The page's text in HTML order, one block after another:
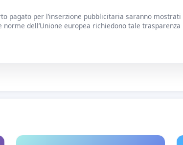
pagato per l’inserzione pubblicitaria saranno mostrati
dell’Unione europea richiedono tale trasparenza